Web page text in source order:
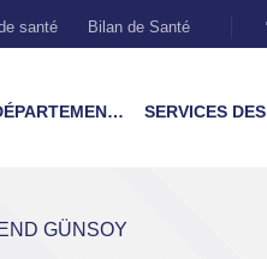
santé Bilan de Santé
& TRAITEMENTS SERVICES DES PATIENTS
GÜNSOY